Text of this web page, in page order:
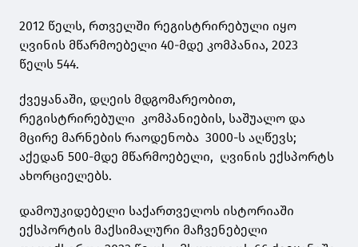
2012 წელს, რთველში რეგისტრირებული იყო
ღვინის მწარმოებელი 40-მდე კომპანია, 2023
წელს 544.
ქვეყანაში, დღეის მდგომარეობით,
რეგისტრირებული კომპანიების, საშუალო და
მცირე მარნების რაოდენობა 3000-ს აღწევს;
აქედან 500-მდე მწარმოებელი, ღვინის ექსპორტს
ახორციელებს.
დამოუკიდებელი საქართველოს ისტორიაში
ექსპორტის მაქსიმალური მაჩვენებელი